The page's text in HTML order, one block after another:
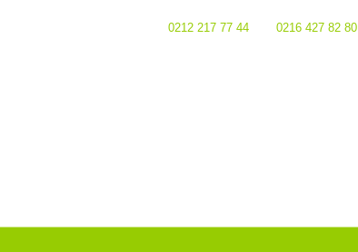
0212 217 77 44 0216 427 82 80